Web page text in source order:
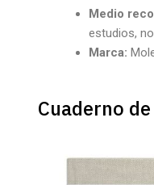
Medio
estudios,
Marca:
Cuaderno